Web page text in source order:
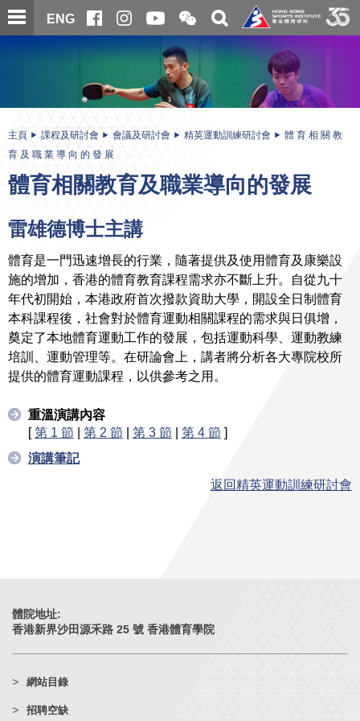
跳
至
ENG
開
合
信
二
維
碼
關
搜
主頁 課程及研討會 會議及研討會 精英運動訓練研討會
體 育 相 關 教
育 及 職 業 導 向 的 發 展
體育相關教育及職業導向的發展
雷雄德博士主講
體育是一門迅速增長的行業，隨著提供及使用體育及康樂設
施的增加，香港的體育教育課程需求亦不斷上升。自從九十
年代初開始，本港政府首次撥款資助大學，開設全日制體育
本科課程後，社會對於體育運動相關課程的需求與日俱增，
奠定了本地體育運動工作的發展，包括運動科學、運動教練
培訓、運動管理等。在研論會上，講者將分析各大專院校所
提供的體育運動課程，以供參考之用。
重溫演講內容
[第 1 節 | 第 2 節 | 第 3 節 | 第 4 節 ]
演講筆記
返回精英運動訓練研討會
體院地址:
香港新界沙田源禾路 25 號 香港體育學院
網站目錄
招聘空缺